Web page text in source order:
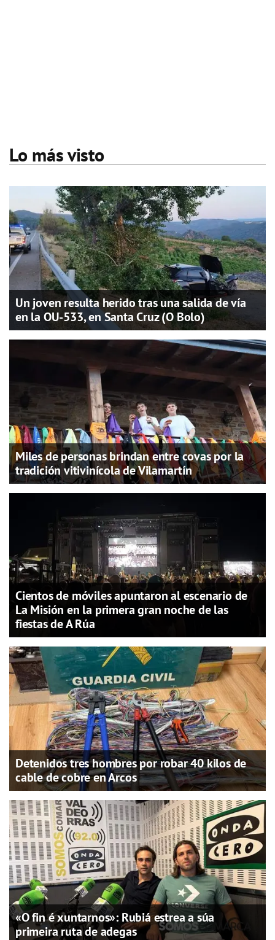
Lo más visto
Un joven resulta herido tras una salida de vía
en la OU-533, en Santa Cruz (O Bolo)
Miles de personas brindan entre covas por la
tradición vitivinícola de Vilamartín
Cientos de móviles apuntaron al escenario de
La Misión en la primera gran noche de las
fiestas de A Rúa
Detenidos tres hombres por robar 40 kilos de
cable de cobre en Arcos
«O fin é xuntarnos»: Rubiá estrea a súa
primeira ruta de adegas